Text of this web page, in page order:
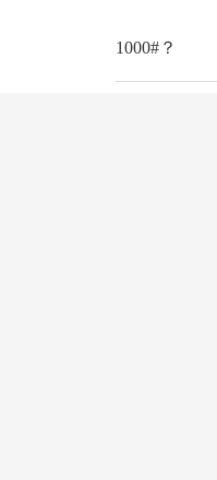
1000#？